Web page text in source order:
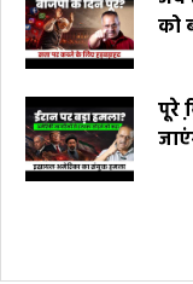
को
पूरे